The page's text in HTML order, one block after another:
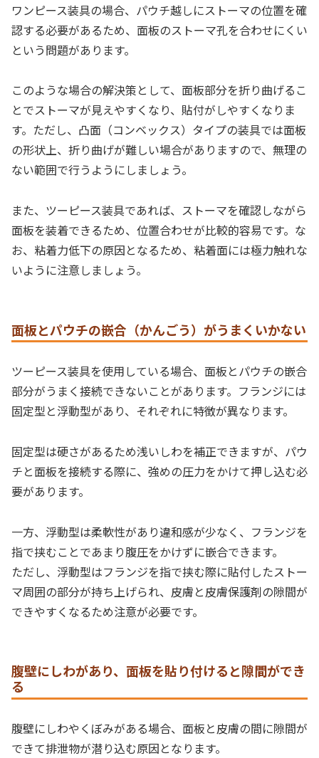
ワンピース装具の場合、パウチ越しにストーマの位置を確
認する必要があるため、面板のストーマ孔を合わせにくい
という問題があります。
このような場合の解決策として、面板部分を折り曲げるこ
とでストーマが見えやすくなり、貼付がしやすくなりま
す。ただし、凸面（コンベックス）タイプの装具では面板
の形状上、折り曲げが難しい場合がありますので、無理の
ない範囲で行うようにしましょう。
また、ツーピース装具であれば、ストーマを確認しながら
面板を装着できるため、位置合わせが比較的容易です。な
お、粘着力低下の原因となるため、粘着面には極力触れな
いように注意しましょう。
面板とパウチの嵌合（かんごう）がうまくいかない
ツーピース装具を使用している場合、面板とパウチの嵌合
部分がうまく接続できないことがあります。フランジには
固定型と浮動型があり、それぞれに特徴が異なります。
固定型は硬さがあるため浅いしわを補正できますが、パウ
チと面板を接続する際に、強めの圧力をかけて押し込む必
要があります。
一方、浮動型は柔軟性があり違和感が少なく、フランジを
指で挟むことであまり腹圧をかけずに嵌合できます。
ただし、浮動型はフランジを指で挟む際に貼付したストー
マ周囲の部分が持ち上げられ、皮膚と皮膚保護剤の隙間が
できやすくなるため注意が必要です。
腹壁にしわがあり、面板を貼り付けると隙間ができ
る
腹壁にしわやくぼみがある場合、面板と皮膚の間に隙間が
できて排泄物が潜り込む原因となります。